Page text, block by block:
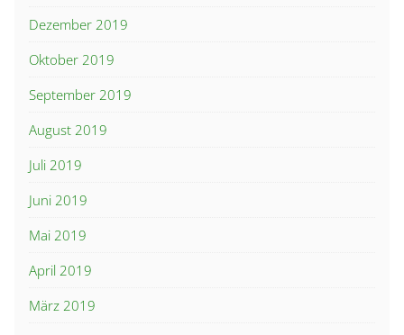
Dezember 2019
Oktober 2019
September 2019
August 2019
Juli 2019
Juni 2019
Mai 2019
April 2019
März 2019